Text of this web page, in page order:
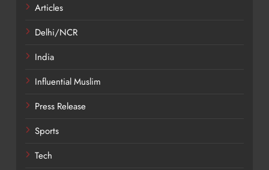
Articles
Delhi/NCR
India
Influential Muslim
Press Release
Sports
Tech